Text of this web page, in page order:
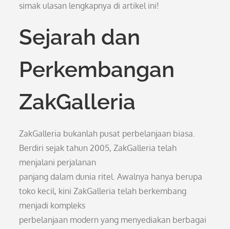
simak ulasan lengkapnya di artikel ini!
Sejarah dan
Perkembangan
ZakGalleria
ZakGalleria bukanlah pusat perbelanjaan biasa.
Berdiri sejak tahun 2005, ZakGalleria telah
menjalani perjalanan
panjang dalam dunia ritel. Awalnya hanya berupa
toko kecil, kini ZakGalleria telah berkembang
menjadi kompleks
perbelanjaan modern yang menyediakan berbagai